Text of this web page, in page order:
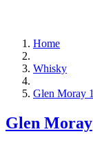
Home
Whisky
Glen Moray
Glen Moray